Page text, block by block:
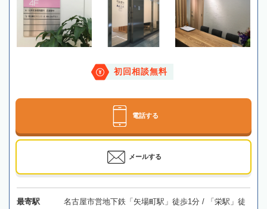
初回相談無料
電話する
メールする
最寄駅
名古屋市営地下鉄「矢場町駅」徒歩1分 / 「栄駅」徒